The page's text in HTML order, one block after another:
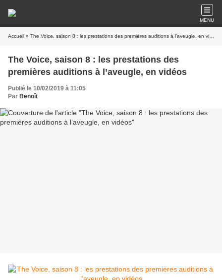
MENU
Accueil » The Voice, saison 8 : les prestations des premières auditions à l’aveugle, en vidéos
The Voice, saison 8 : les prestations des
premières auditions à l’aveugle, en vidéos
Publié le 10/02/2019 à 11:05
Par Benoît